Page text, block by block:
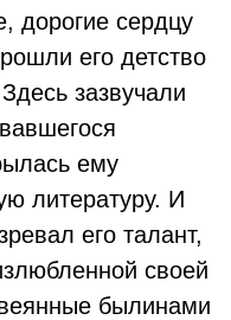
дорогие сердцу
его детство
зазвучали
ему
литературу. И
его талант,
своей
былинами